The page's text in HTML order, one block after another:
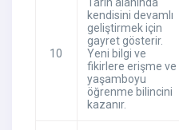
10
Tarih alanında
kendisini devamlı
geliştirmek için
gayret gösterir.
Yeni bilgi ve
fikirlere erişme ve
yaşamboyu
öğrenme bilincini
kazanır.